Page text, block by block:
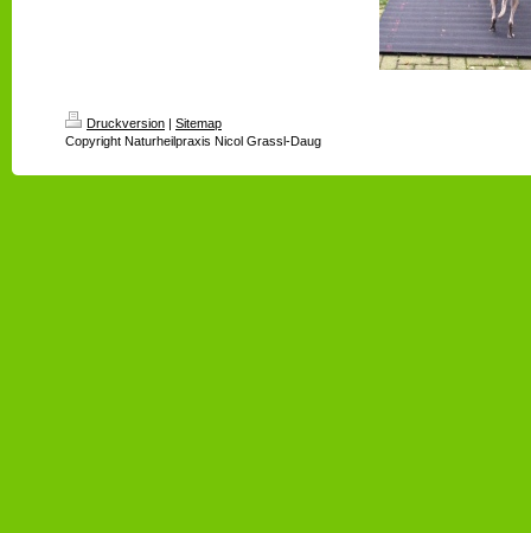
Druckversion | Sitemap
Copyright Naturheilpraxis Nicol Grassl-Daug